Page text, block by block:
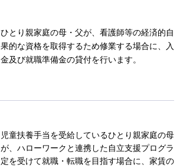
ひとり親家庭の母・父が、看護師等の経済的自
果的な資格を取得するため修業する場合に、入
金及び就職準備金の貸付を行います。
児童扶養手当を受給しているひとり親家庭の母
が、ハローワークと連携した自立支援プログラ
定を受けて就職・転職を目指す場合に、家賃の